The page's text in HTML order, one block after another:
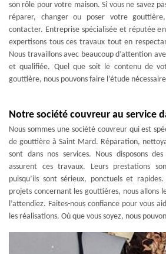
son rôle pour votre maison. Si vous ne savez
réparer, changer ou poser votre
contacter. Entreprise spécialisée et réputée
expertisons tous ces travaux tout en
Nous travaillons avec beaucoup d’attention
et qualifiée. Quel que soit le contenu de
gouttière, nous pouvons faire l’étude
Notre société couvreur au service
Nous sommes une société couvreur qui est
de gouttière à Saint Mard. Réparation,
sont dans nos services. Nous disposons
assurent ces travaux. Leurs prestations
puisqu’ils sont sérieux, ponctuels et
projets concernant les gouttières, nous allons
l’attendiez. Faites-nous confiance pour vous
les réalisations. Où que vous soyez, nous